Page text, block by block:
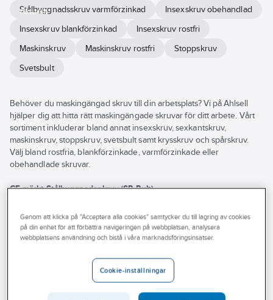
Aktuellt
Stålbyggnadsskruv varmförzinkad
Insexskruv obehandlad
Insexskruv blankförzinkad
Insexskruv rostfri
Maskinskruv
Maskinskruv rostfri
Stoppskruv
Svetsbult
Behöver du maskingängad skruv till din arbetsplats? Vi på Ahlsell
hjälper dig att hitta rätt maskingängade skruvar för ditt arbete. Vårt
sortiment inkluderar bland annat insexskruv, sexkantskruv,
maskinskruv, stoppskruv, svetsbult samt krysskruv och spårskruv.
Välj bland rostfria, blankförzinkade, varmförzinkade eller
obehandlade skruvar.
CE-märkt Stålbyggnadsskruv (SB-Bult)
EN 1090-2
för att definiera en specifik uppsättning som gäller för utförandet. De
produktstandarder som gäller för skruvar med tillhörande mutter
till stålkonstruktioner skall uppfylla kraven enligt standarderna EN
för icke förspända förband och EN 14399-1 för förspända förband.
Genom att klicka på "Acceptera alla cookies" samtycker du till lagring av cookies
på din enhet för att förbättra navigeringen på webbplatsen, analysera
webbplatsens användning och bistå i våra marknadsföringsinsatser.
Cookie-inställningar